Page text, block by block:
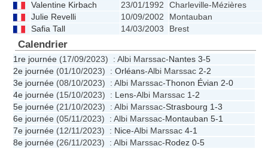
Valentine Kirbach
23/01/1992
Charleville-Mézières
Julie Revelli
10/09/2002
Montauban
Safia Tall
14/03/2003 Brest
Calendrier
1re journée (17/09/2023) : Albi Marssac-Nantes 3-5
2e journée (01/10/2023) : Orléans-Albi Marssac 2-2
3e journée (08/10/2023) : Albi Marssac-Thonon Évian 2-0
4e journée (15/10/2023) : Lens-Albi Marssac 1-2
5e journée (21/10/2023) : Albi Marssac-Strasbourg 1-3
6e journée (05/11/2023) : Albi Marssac-Montauban 5-1
7e journée (12/11/2023) : Nice-Albi Marssac 4-1
8e journée (26/11/2023) : Albi Marssac-Rodez 0-5